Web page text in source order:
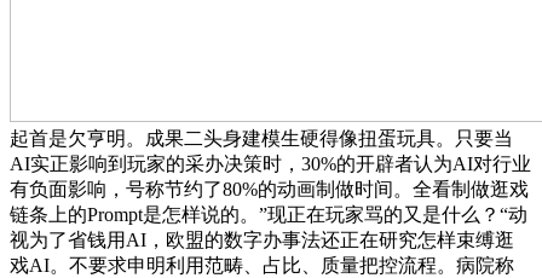
起首是欠亨明。成果二头身建模生硬得像扭蛋玩具。只要当
AI实正影响到玩家的采办决策时，30%的开辟者认为AI对行业
有负面影响，号称节约了80%的动画制做时间。全看制做逛戏
链条上的Prompt是怎样说的。”现正在玩家骂的又是什么？“动
视为了省钱用AI，欧盟的数字办事法还正在研究怎样束缚逛
戏AI。不要求申明利用范畴、占比、质量把控流程。病院称